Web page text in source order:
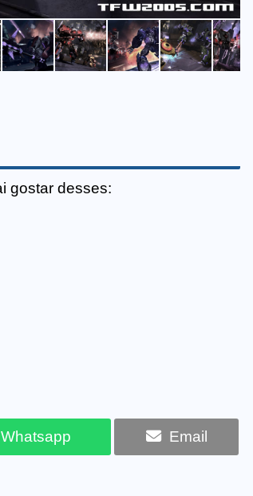
gostar desses:
Whatsapp Email